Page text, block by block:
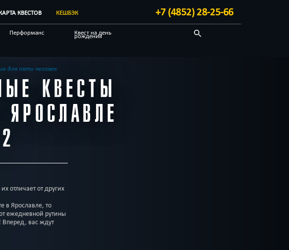
КВЕСТОВ КЕШБЭК +7 (4852) 28-25-66
Перформанс Квест на день
рождения
По фильму
для пяти человек
КВЕСТЫ
отличает от других
в Ярославле, то
ежедневной рутины
Вперед, вас ждут